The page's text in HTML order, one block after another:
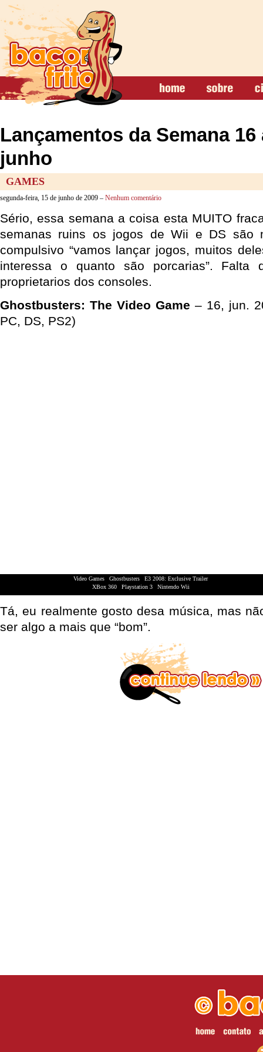
Lançamentos da Semana 16
junho
GAMES
segunda-feira, 15 de junho de 2009 – Nenhum comentário
Sério, essa semana a coisa esta MUITO
semanas ruins os jogos de Wii e DS são
compulsivo “vamos lançar jogos, muitos
interessa o quanto são porcarias”. Falta
proprietarios dos consoles.
Ghostbusters: The Video Game – 16, jun.
PC, DS, PS2)
Video Games |Ghostbusters |E3 2008: Exclusive Trailer
XBox 360
Playstation 3 Nintendo Wii
Tá, eu realmente gosto desa música, mas
ser algo a mais que “bom”.